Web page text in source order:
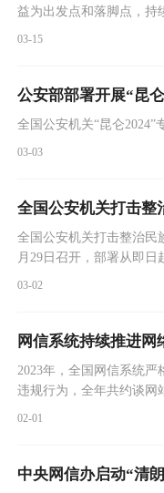
益为出发点和落脚点，持
项整治任务。1.“清朗
03-15
公安部部署开展“昆
全国公安机关“昆仑2024”
03-03
全国公安机关打击整治民
月29日召开，部署从即日
族资产解冻类诈骗犯罪专
03-02
2023年，全国网信系统
违规行为，全年共约谈网
新，下架移动应用程序
02-01